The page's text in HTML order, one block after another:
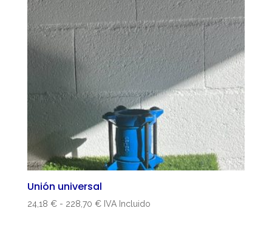
Unión universal
24,18 € - 228,70 €Rango
IVA Incluido